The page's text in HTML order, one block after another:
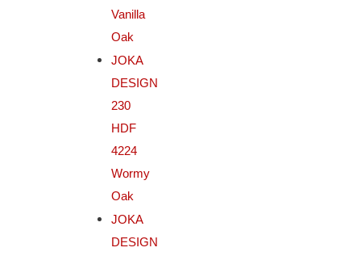
Vanilla
Oak
JOKA
DESIGN
230
HDF
4224
Wormy
Oak
JOKA
DESIGN